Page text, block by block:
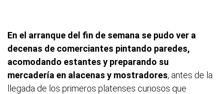
En el arranque del fin de semana se pudo ver a
decenas de comerciantes pintando paredes,
acomodando estantes y preparando su
mercadería en alacenas y mostradores, antes de la
llegada de los primeros platenses curiosos que